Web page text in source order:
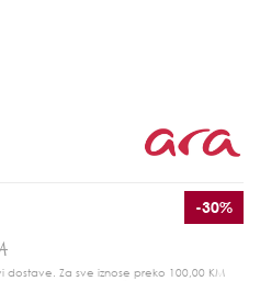
-30%
dostave. Za sve iznose preko 100,00 KM